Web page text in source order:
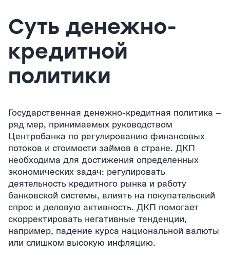
Суть денежно-
кредитной
политики
Государственная денежно-кредитная политика –
ряд мер, принимаемых руководством
Центробанка по регулированию финансовых
потоков и стоимости займов в стране. ДКП
необходима для достижения определенных
экономических задач: регулировать
деятельность кредитного рынка и работу
банковской системы, влиять на покупательский
спрос и деловую активность. ДКП помогает
скорректировать негативные тенденции,
например, падение курса национальной валюты
или слишком высокую инфляцию.